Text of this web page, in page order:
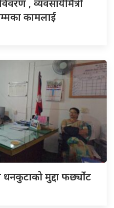
, व्यवसायीमैत्री
कामलाई
मुद्दा फर्छ्योट